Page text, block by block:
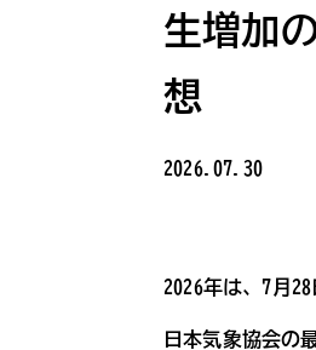
生増加
想
2026.07.30
2026年は、7月
日本気象協会の